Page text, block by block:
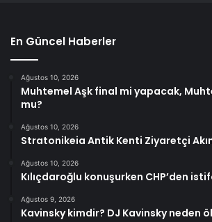
En Güncel Haberler
Ağustos 10, 2026
Muhtemel Aşk final mi yapacak,
mu?
Ağustos 10, 2026
Stratonikeia Antik Kenti Ziyaretçi
Ağustos 10, 2026
Kılıçdaroğlu konuşurken CHP’den
Ağustos 9, 2026
Kavinsky kimdir? DJ Kavinsky neden